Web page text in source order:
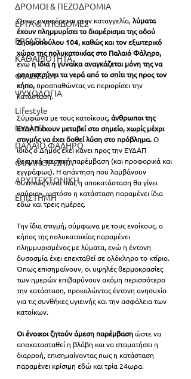
ΔΡΟΜΟΙ & ΠΕΖΟΔΡΟΜΙΑ
ΕΡΓΑ & ΥΠΟΔΟΜΕΣ
ΕΡΓΑΣΙΑ
ΚΑΘΑΡΙΟΤΗΤΑ
ΦΙΛΟΖΩΙΑ
ΨΥΧΟΛΟΓΙΑ
Lifestyle
Νεολαία
ΠΑΛΑΙΟ ΦΑΛΗΡΟ
ΦΙΛΑΝΘΡΩΠΙΑ
ΑΡΧΙΤΕΚΤΟΝΙΚΗ
ΕΠΙΣΤΗΜΗ
Όπως αναφέρεται στην καταγγελία, λύματα
έχουν πλημμυρίσει το διαμέρισμα της οδού
Ζησιμοπούλου 104, καθώς και τον εξωτερικό
χώρο της πολυκατοικίας στο Παλαιό Φάληρο,
ενώ η ίδια η γυναίκα αναγκάζεται μόνη της να
απομακρύνει τα νερά από το σπίτι της προς τον
κήπο, προσπαθώντας να περιορίσει την
κατάσταση.
Σύμφωνα με τους κατοίκους, άνθρωποι της
ΕΥΔΑΠ έχουν μεταβεί στο σημείο, χωρίς μέχρι
στιγμής να έχει δοθεί λύση στο πρόβλημα.Ο
ίδιος ο Δήμος έχει κάνει προς την ΕΥΔΑΠ
θεσμική πιεστική παρέμβαση (και προφορικά και
εγγράφως). Η απάντηση που λαμβάνουν
συνεχώς είναι πως η αποκατάσταση θα γίνει
«αύριο», ωστόσο η κατάσταση παραμένει ίδια
εδώ και τρεις ημέρες.
Την ίδια στιγμή, σύμφωνα με τους ενοίκους, ο
κήπος της πολυκατοικίας παραμένει
πλημμυρισμένος με λύματα, ενώ η έντονη
δυσοσμία έχει επεκταθεί σε ολόκληρο το κτίριο.
Όπως επισημαίνουν, οι υψηλές θερμοκρασίες
των ημερών επιβαρύνουν ακόμη περισσότερο
την κατάσταση, προκαλώντας έντονη ανησυχία
για τις συνθήκες υγιεινής και την ασφάλεια των
κατοίκων.
Οι ένοικοι ζητούν άμεση παρέμβαση ώστε να
αποκατασταθεί η βλάβη και να σταματήσει η
διαρροή, επισημαίνοντας πως η κατάσταση
παραμένει κρίσιμη εδώ και τρία 24ωρα.